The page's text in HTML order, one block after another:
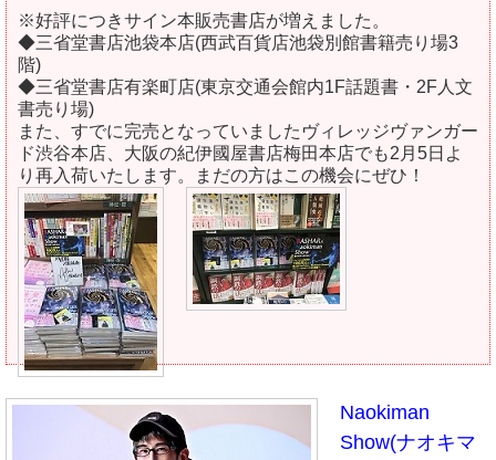
※好評につきサイン本販売書店が増えました。
◆三省堂書店池袋本店(西武百貨店池袋別館書籍売り場3
階)
◆三省堂書店有楽町店(東京交通会館内1F話題書・2F人文
書売り場)
また、すでに完売となっていましたヴィレッジヴァンガー
ド渋谷本店、大阪の紀伊國屋書店梅田本店でも2月5日よ
り再入荷いたします。まだの方はこの機会にぜひ！
Naokiman
Show(ナオキマ